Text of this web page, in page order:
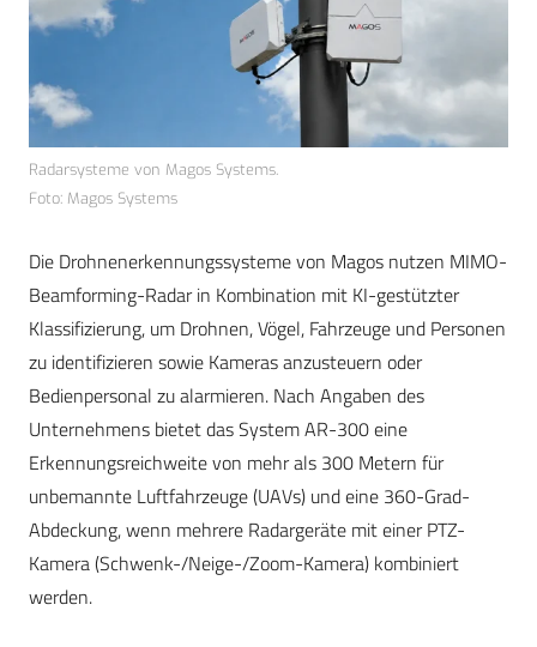
Radarsysteme von Magos Systems.
Foto: Magos Systems
Die Drohnenerkennungssysteme von Magos nutzen MIMO-
Beamforming-Radar in Kombination mit KI-gestützter
Klassifizierung, um Drohnen, Vögel, Fahrzeuge und Personen
zu identifizieren sowie Kameras anzusteuern oder
Bedienpersonal zu alarmieren. Nach Angaben des
Unternehmens bietet das System AR-300 eine
Erkennungsreichweite von mehr als 300 Metern für
unbemannte Luftfahrzeuge (UAVs) und eine 360-Grad-
Abdeckung, wenn mehrere Radargeräte mit einer PTZ-
Kamera (Schwenk-/Neige-/Zoom-Kamera) kombiniert
werden.